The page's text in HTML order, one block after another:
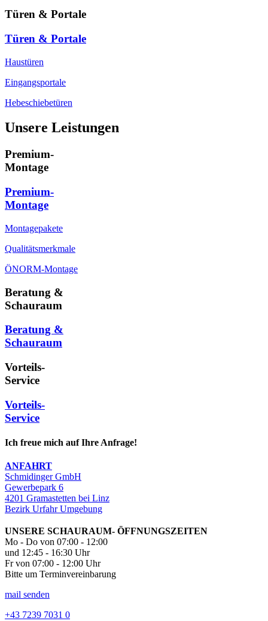
Türen & Portale
Türen & Portale
Haustüren
Eingangsportale
Hebeschiebetüren
Unsere Leistungen
Premium-
Montage
Premium-
Montage
Montagepakete
Qualitätsmerkmale
ÖNORM-Montage
Beratung &
Schauraum
Beratung &
Schauraum
Vorteils-
Service
Vorteils-
Service
Ich freue mich auf Ihre Anfrage!
ANFAHRT
Schmidinger GmbH
Gewerbepark 6
4201 Gramastetten bei Linz
Bezirk Urfahr Umgebung
UNSERE SCHAURAUM- ÖFFNUNGSZEITEN
Mo - Do von 07:00 - 12:00
und 12:45 - 16:30 Uhr
Fr von 07:00 - 12:00 Uhr
Bitte um Terminvereinbarung
mail senden
+43 7239 7031 0